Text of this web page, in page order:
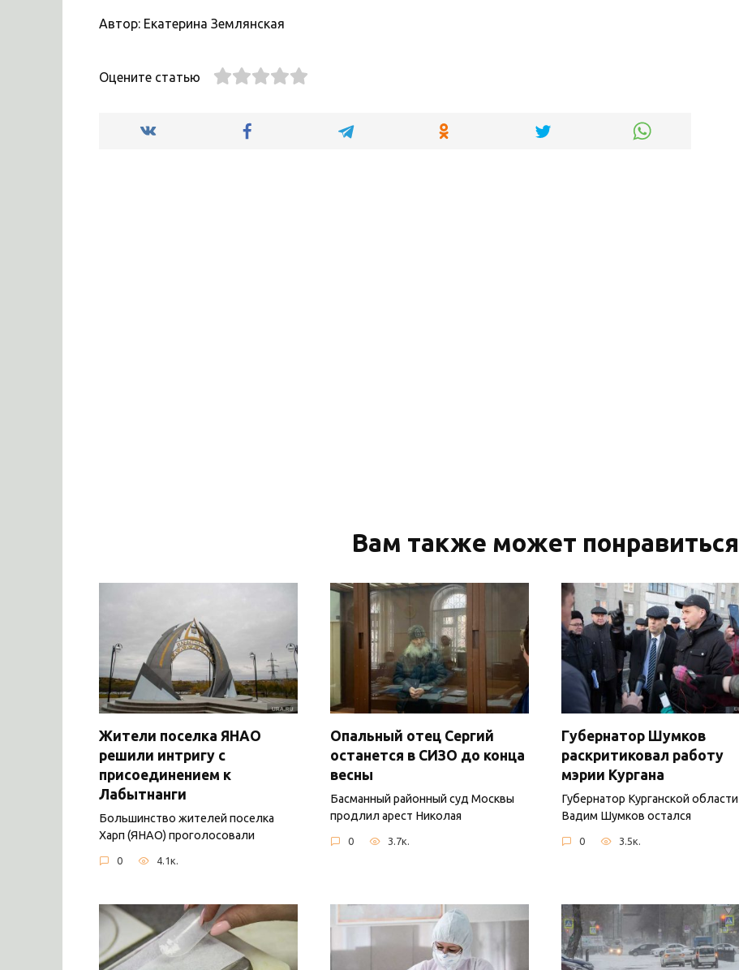
Автор: Екатерина Землянская
Оцените статью
Вам также может понравиться
Жители поселка ЯНАО
решили интригу с
присоединением к
Лабытнанги
Большинство жителей поселка
Харп (ЯНАО) проголосовали
0 4.1к.
Опальный отец Сергий
останется в СИЗО до конца
весны
Басманный районный суд Москвы
продлил арест Николая
0 3.7к.
Губернатор Шумков
раскритиковал работу
мэрии Кургана
Губернатор Курганской области
Вадим Шумков остался
0 3.5к.